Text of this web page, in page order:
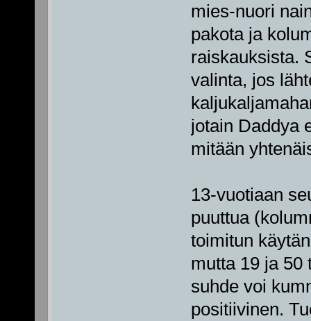
mies-nuori
pakota ja
raiskauksista.
valinta, jos
jotain Daddya
mitään
13-vuotiaan
puuttua
toimitun
mutta 19 ja 50
suhde voi
positiivinen.